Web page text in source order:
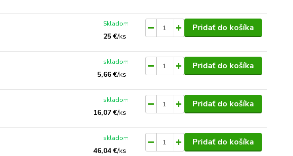
25 €/ks
Skladom Pridať do košíka
5,66 €/ks
skladom Pridať do košíka
16,07 €/ks
skladom Pridať do košíka
46,04 €/ks
skladom Pridať do košíka